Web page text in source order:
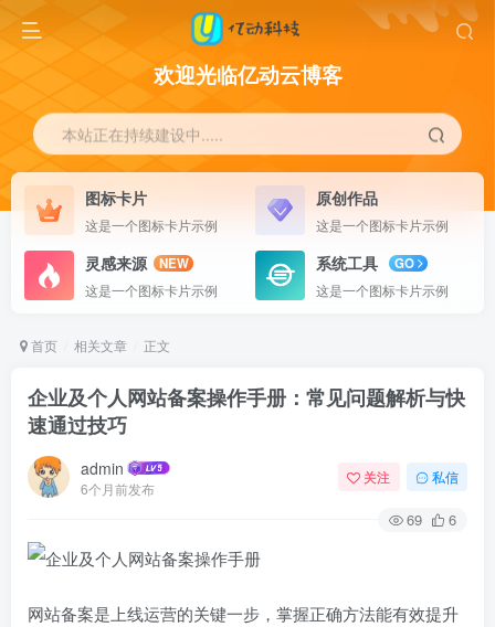
欢迎光临亿动云博客
本站正在持续建设中.....
图标卡片
这是一个图标卡片示例
原创作品
这是一个图标卡片示例
灵感来源
NEW
这是一个图标卡片示例
系统工具
GO
这是一个图标卡片示例
首页 相关文章 正文
企业及个人网站备案操作手册：常见问题解析与快
速通过技巧
admin
6个月前发布
关注 私信
69 6
网站备案是上线运营的关键一步，掌握正确方法能有效提升